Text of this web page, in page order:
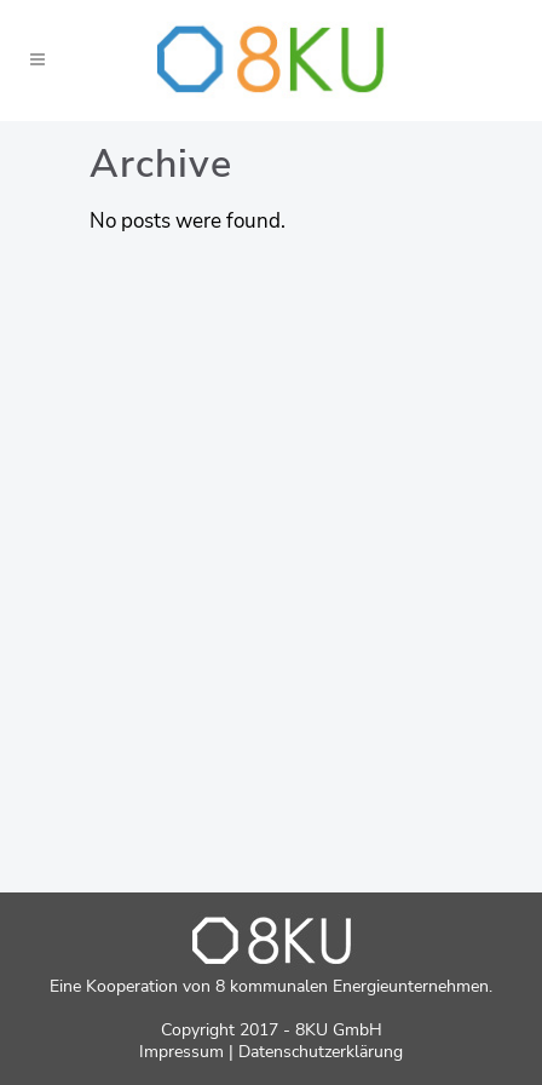
Archive
No posts were found.
Eine Kooperation von 8 kommunalen Energieunternehmen.
Copyright 2017 - 8KU GmbH
Impressum | Datenschutzerklärung